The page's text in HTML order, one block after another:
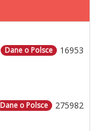
16953
Dane o Polsce
275982
Dane o Polsce